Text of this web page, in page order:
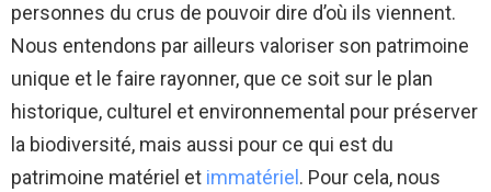
personnes du crus de pouvoir dire d’où ils viennent.
Nous entendons par ailleurs valoriser son patrimoine
unique et le faire rayonner, que ce soit sur le plan
historique, culturel et environnemental pour préserver
la biodiversité, mais aussi pour ce qui est du
patrimoine matériel et immatériel . Pour cela, nous